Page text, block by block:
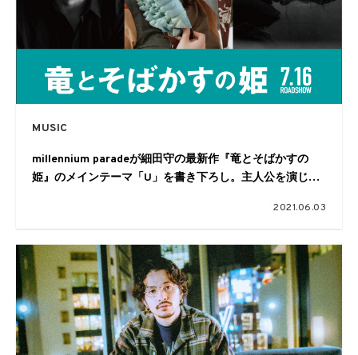
MUSIC
millennium paradeが細田守の最新作『竜とそばかすの
姫』のメインテーマ「U」を書き下ろし。主人公を演じる
2021.06.03